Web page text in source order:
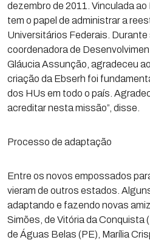
dezembro de 2011. Vinculada
tem o papel de administrar a
Universitários Federais. Durante
coordenadora de
Gláucia Assunção, agradeceu
criação da Ebserh foi
dos HUs em todo o país.
acreditar nesta missão”, disse.
Processo de adaptação
Entre os novos empossados
vieram de outros estados.
adaptando e fazendo novas
Simões, de Vitória da Conquista
de Águas Belas (PE), Marília